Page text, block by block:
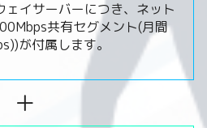
イサーバーにつき、ネット
共有セグメント(月間
が付属します。
＋